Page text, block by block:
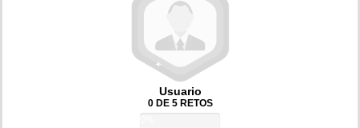
Usuario
0 DE 5 RETOS